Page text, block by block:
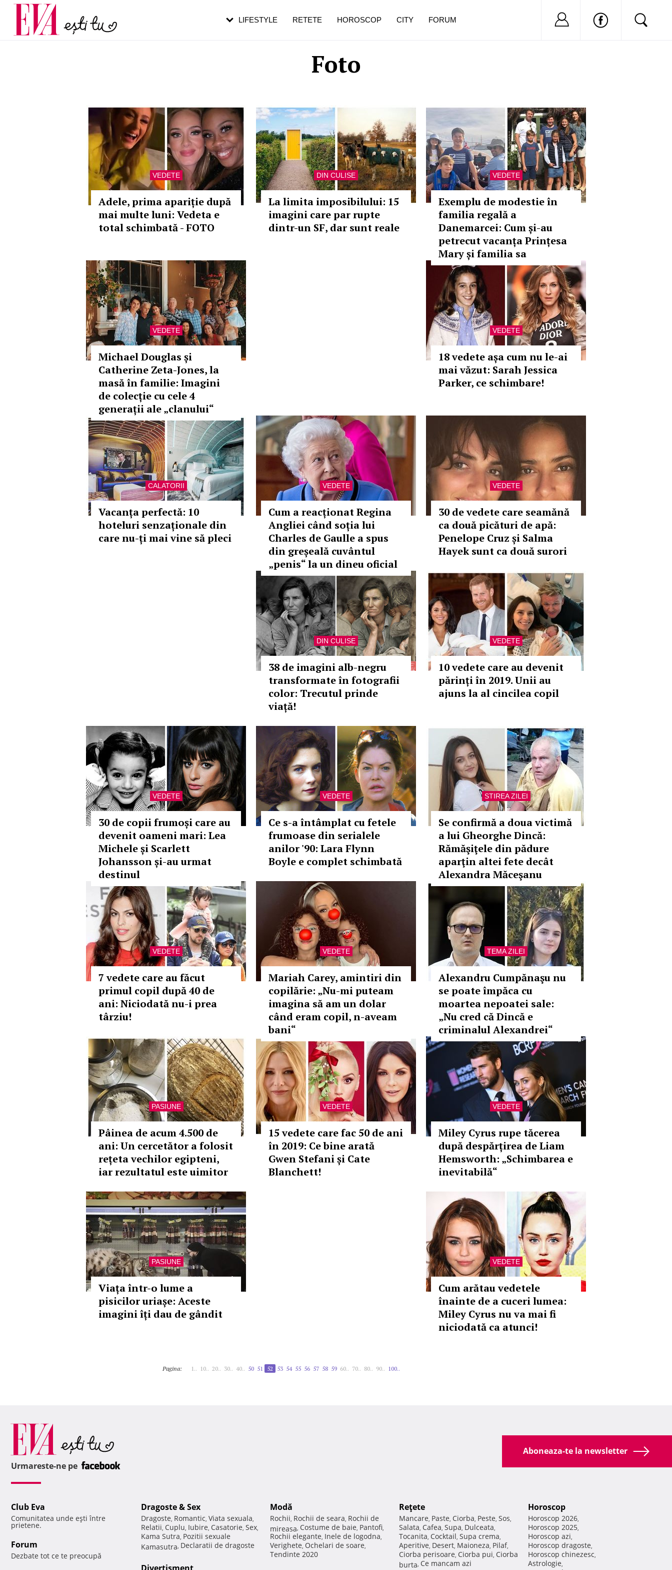
Foto
VEDETE
Adele, prima apariție după
mai multe luni: Vedeta e
total schimbată - FOTO
DIN CULISE
La limita imposibilului: 15
imagini care par rupte
dintr-un SF, dar sunt reale
VEDETE
Exemplu de modestie în
familia regală a
Danemarcei: Cum și-au
petrecut vacanța Prințesa
Mary și familia sa
VEDETE
Michael Douglas și
Catherine Zeta-Jones, la
masă în familie: Imagini
de colecție cu cele 4
generații ale „clanului“
VEDETE
18 vedete așa cum nu le-ai
mai văzut: Sarah Jessica
Parker, ce schimbare!
CALATORII
Vacanța perfectă: 10
hoteluri senzaționale din
care nu-ți mai vine să pleci
VEDETE
Cum a reacționat Regina
Angliei când soția lui
Charles de Gaulle a spus
din greșeală cuvântul
„penis“ la un dineu oficial
VEDETE
30 de vedete care seamănă
ca două picături de apă:
Penelope Cruz și Salma
Hayek sunt ca două surori
DIN CULISE
38 de imagini alb-negru
transformate în fotografii
color: Trecutul prinde
viață!
VEDETE
10 vedete care au devenit
părinți în 2019. Unii au
ajuns la al cincilea copil
VEDETE
30 de copii frumoși care au
devenit oameni mari: Lea
Michele și Scarlett
Johansson și-au urmat
destinul
VEDETE
Ce s-a întâmplat cu fetele
frumoase din serialele
anilor '90: Lara Flynn
Boyle e complet schimbată
STIREA ZILEI
Se confirmă a doua victimă
a lui Gheorghe Dincă:
Rămăşiţele din pădure
aparţin altei fete decât
Alexandra Măceşanu
VEDETE
7 vedete care au făcut
primul copil după 40 de
ani: Niciodată nu-i prea
târziu!
VEDETE
Mariah Carey, amintiri din
copilărie: „Nu-mi puteam
imagina să am un dolar
când eram copil, n-aveam
bani“
TEMA ZILEI
Alexandru Cumpănaşu nu
se poate împăca cu
moartea nepoatei sale:
„Nu cred că Dincă e
criminalul Alexandrei“
PASIUNE
Pâinea de acum 4.500 de
ani: Un cercetător a folosit
rețeta vechilor egipteni,
iar rezultatul este uimitor
VEDETE
15 vedete care fac 50 de ani
în 2019: Ce bine arată
Gwen Stefani și Cate
Blanchett!
VEDETE
Miley Cyrus rupe tăcerea
după despărțirea de Liam
Hemsworth: „Schimbarea e
inevitabilă“
PASIUNE
Viața într-o lume a
pisicilor uriașe: Aceste
imagini îți dau de gândit
VEDETE
Cum arătau vedetele
înainte de a cuceri lumea:
Miley Cyrus nu va mai fi
niciodată ca atunci!
Pagina: 1.. 10.. 20.. 30.. 40.. 50 51 52 53 54 55 56 57 58 59 60.. 70.. 80.. 90.. 100..
LIFESTYLE RETETE HOROSCOP CITY FORUM Nu ai cont?
Carieră
Actualitate
pe măsură ce înaintezi în vârstă
Aboneaza-te la newsletter
Urmareste-ne pe
Club Eva
Comunitatea unde eşti între
prietene.
Forum
Dezbate tot ce te preocupă
Dragoste & Sex
Dragoste, Romantic, Viata sexuala,
Relatii, Cuplu, Iubire, Casatorie, Sex,
Kama Sutra, Pozitii sexuale
Kamasutra, Declaratii de dragoste
Modă
Rochii, Rochii de seara, Rochii de
mireasa, Costume de baie, Pantofi,
Rochii elegante, Inele de logodna,
Verighete, Ochelari de soare,
Tendinte 2020
Reţete
Mancare, Paste, Ciorba, Peste, Sos,
Salata, Cafea, Supa, Dulceata,
Tocanita, Cocktail, Supa crema,
Aperitive, Desert, Maioneza, Pilaf,
Ciorba perisoare, Ciorba pui, Ciorba
burta, Ce mancam azi
Horoscop
Horoscop 2026,
Horoscop 2025,
Horoscop azi,
Horoscop dragoste,
Horoscop chinezesc,
Astrologie,